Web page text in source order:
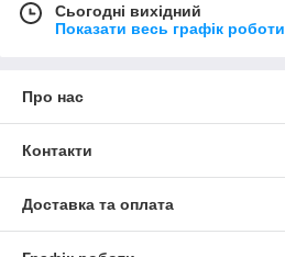
Сьогодні вихідний
Показати весь графік роботи
Про нас
Контакти
Доставка та оплата